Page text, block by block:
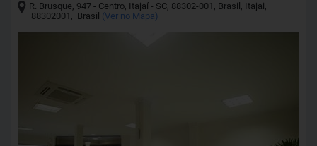
R. Brusque, 947 - Centro, Itajaí - SC, 88302-001, Brasil , Itajai,
88302001 , Brasil (Ver no Mapa)